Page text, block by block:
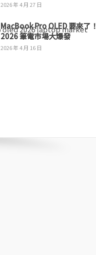
2026 年 4 月 27 日
MacBook Pro OLED 要來了！
2026 筆電市場大爆發
2026 年 4 月 16 日